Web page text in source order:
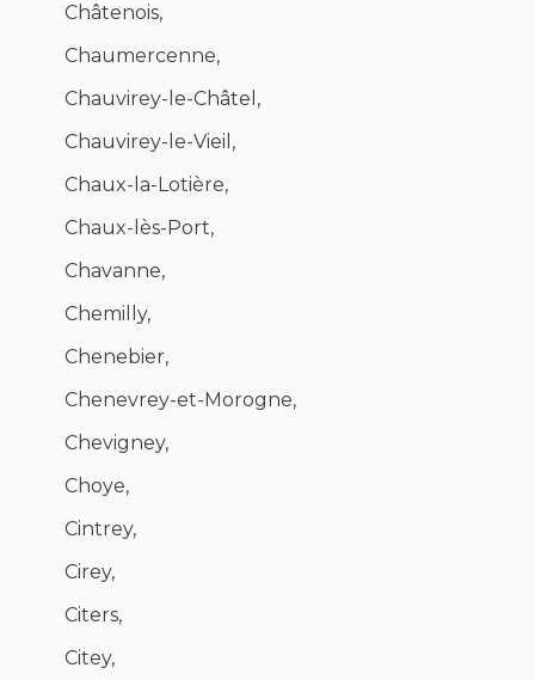
Châtenois,
Chaumercenne,
Chauvirey-le-Châtel,
Chauvirey-le-Vieil,
Chaux-la-Lotière,
Chaux-lès-Port,
Chavanne,
Chemilly,
Chenebier,
Chenevrey-et-Morogne,
Chevigney,
Choye,
Cintrey,
Cirey,
Citers,
Citey,